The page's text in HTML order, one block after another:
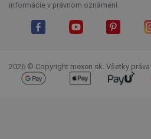
informácie v právnom oznámení.
2026 © Copyright mexen.sk. Všetky práva